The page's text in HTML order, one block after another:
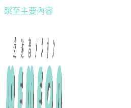
跳至主要內容